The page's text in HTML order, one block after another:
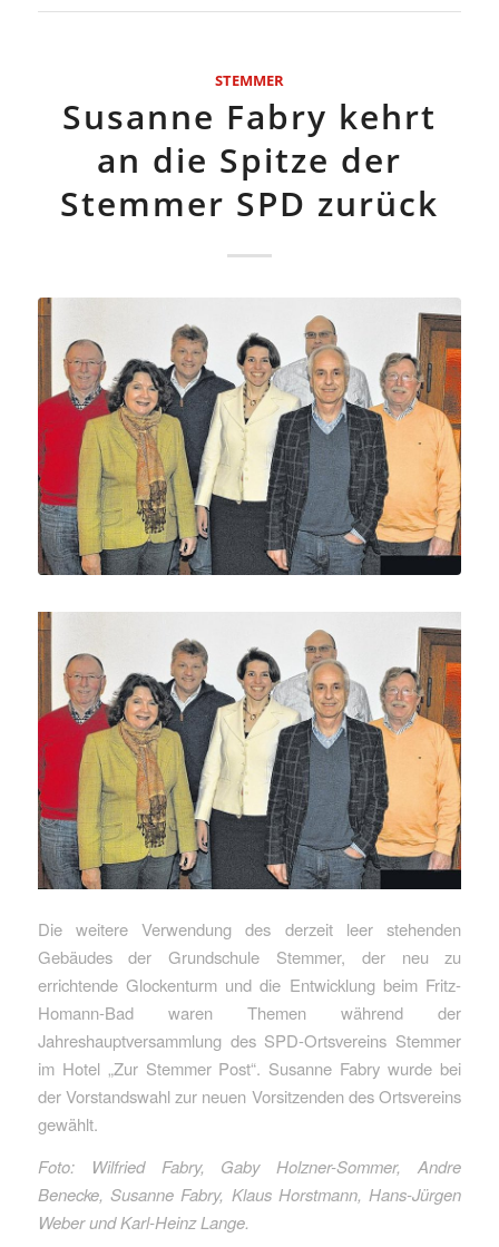
STEMMER
Susanne Fabry kehrt
an die Spitze der
Stemmer SPD zurück
Die weitere Verwendung des derzeit leer stehenden
Gebäudes der Grundschule Stemmer, der neu zu
errichtende Glockenturm und die Entwicklung beim Fritz-
Homann-Bad waren Themen während der
Jahreshauptversammlung des SPD-Ortsvereins Stemmer
im Hotel „Zur Stemmer Post“. Susanne Fabry wurde bei
der Vorstandswahl zur neuen Vorsitzenden des Ortsvereins
gewählt.
Foto: Wilfried Fabry, Gaby Holzner-Sommer, Andre
Benecke, Susanne Fabry, Klaus Horstmann, Hans-Jürgen
Weber und Karl-Heinz Lange.